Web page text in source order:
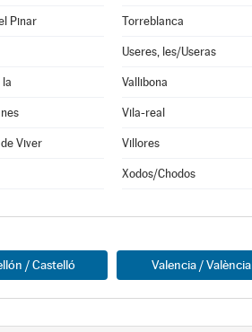
Pinar Torreblanca
Useres, les/Useras
la Vallibona
Vila-real
Viver Villores
Xodos/Chodos
/ Castelló Valencia / València